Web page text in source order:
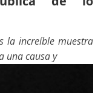
la increíble muestra
una causa y